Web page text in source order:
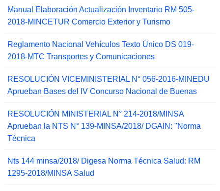
Manual Elaboración Actualización Inventario RM 505-
2018-MINCETUR Comercio Exterior y Turismo
Reglamento Nacional Vehículos Texto Único DS 019-
2018-MTC Transportes y Comunicaciones
RESOLUCIÓN VICEMINISTERIAL N° 056-2016-MINEDU
Aprueban Bases del IV Concurso Nacional de Buenas
RESOLUCIÓN MINISTERIAL N° 214-2018/MINSA
Aprueban la NTS N° 139-MINSA/2018/ DGAIN: "Norma
Técnica
Nts 144 minsa/2018/ Digesa Norma Técnica Salud: RM
1295-2018/MINSA Salud